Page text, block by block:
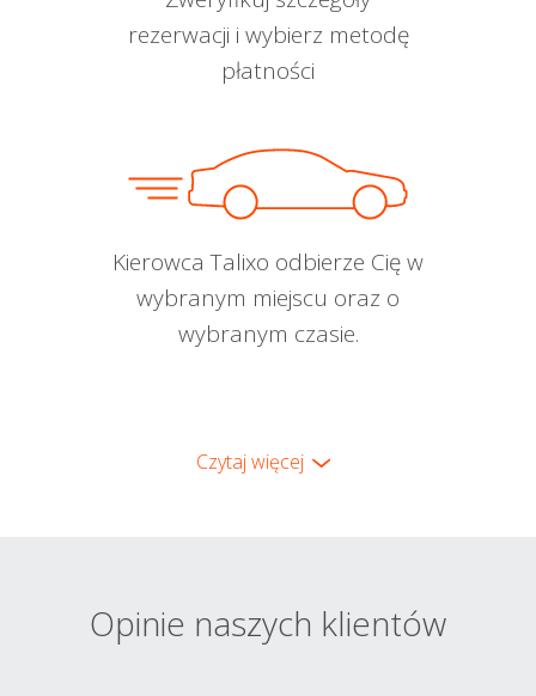
rezerwacji i wybierz metodę
płatności
Kierowca Talixo odbierze Cię w
wybranym miejscu oraz o
wybranym czasie.
Czytaj więcej
Opinie naszych klientów